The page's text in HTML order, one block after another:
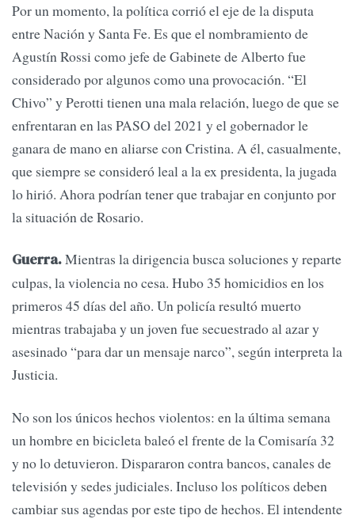
Por un momento, la política corrió el eje de la disputa
entre Nación y Santa Fe. Es que el nombramiento de
Agustín Rossi como jefe de Gabinete de Alberto fue
considerado por algunos como una provocación. “El
Chivo” y Perotti tienen una mala relación, luego de que se
enfrentaran en las PASO del 2021 y el gobernador le
ganara de mano en aliarse con Cristina. A él, casualmente,
que siempre se consideró leal a la ex presidenta, la jugada
lo hirió. Ahora podrían tener que trabajar en conjunto por
la situación de Rosario.
Guerra.Mientras la dirigencia busca soluciones y reparte
culpas, la violencia no cesa. Hubo 35 homicidios en los
primeros 45 días del año. Un policía resultó muerto
mientras trabajaba y un joven fue secuestrado al azar y
asesinado “para dar un mensaje narco”, según interpreta la
Justicia.
No son los únicos hechos violentos: en la última semana
un hombre en bicicleta baleó el frente de la Comisaría 32
y no lo detuvieron. Dispararon contra bancos, canales de
televisión y sedes judiciales. Incluso los políticos deben
cambiar sus agendas por este tipo de hechos. El intendente